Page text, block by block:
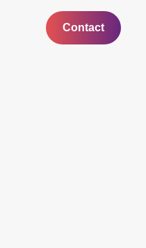
Contact